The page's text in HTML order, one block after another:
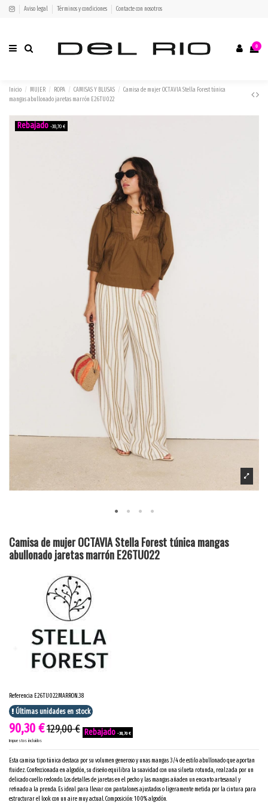
Aviso legal Términos y condiciones Contacte con nosotros
0
Inicio MUJER ROPA CAMISAS Y BLUSAS
Camisa de mujer OCTAVIA Stella Forest túnica
mangas abullonado jaretas marrón E26TU022
-38,70 €
Camisa de mujer OCTAVIA Stella Forest túnica mangas
abullonado jaretas marrón E26TU022
Referencia E26TU022.MARRON.38
Últimas unidades en stock
90,30 €129,00 €
-38,70 €
Impuestos incluidos
Esta camisa tipo túnica destaca por su volumen generoso y unas mangas 3/4 de estilo abullonado que aportan
fluidez. Confeccionada en algodón, su diseño equilibra la suavidad con una silueta rotunda, realzada por un
delicado cuello redondo. Los detalles de jaretas en el pecho y las mangas añaden un encanto artesanal y
refinado a la prenda. Es ideal para llevar con pantalones ajustados o ligeramente metida por la cintura para
estructurar el look con un aire muy actual. Composición: 100% algodón.